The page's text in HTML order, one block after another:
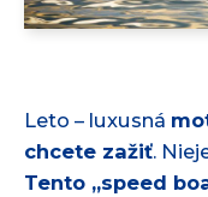
Leto – luxusná
chcete zažiť.
Tento „speed